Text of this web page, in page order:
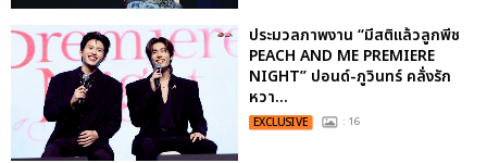
ประมวลภาพงาน “มีสติแล้วลูกพีช
PEACH AND ME PREMIERE
NIGHT” ปอนด์-ภูวินทร์ คลั่งรัก
หวา...
EXCLUSIVE : 16